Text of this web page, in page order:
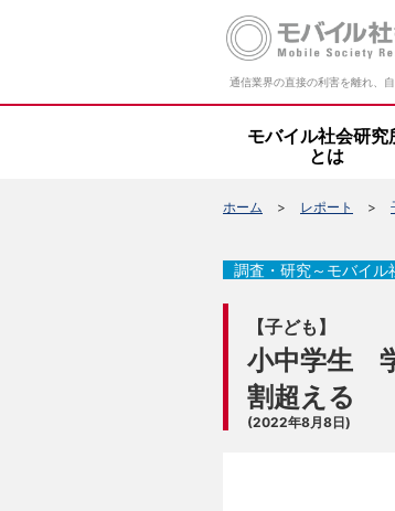
通信業界の直接の利害を離れ、
モバイル社会研究
とは
ホーム レポート
【子ども】
小中学生
割超える
(2022年8月8日)
調査・研究～モバイル